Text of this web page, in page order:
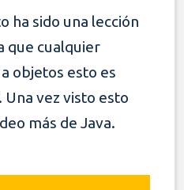
ha sido una lección
que cualquier
objetos esto es
vez visto esto
más de Java.